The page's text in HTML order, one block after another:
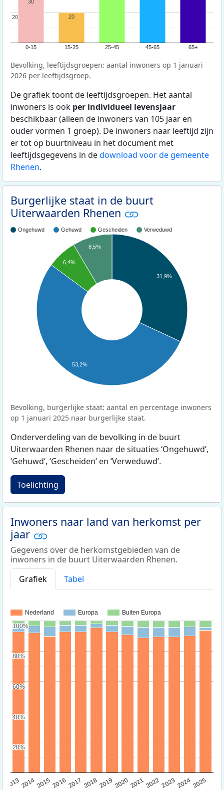
0-15 15-25 25-45 45-65 65+
20
20
30
20
Bevolking, leeftijdsgroepen: aantal inwoners op 1 januari
2026 per leeftijdsgroep.
De grafiek toont de leeftijdsgroepen. Het aantal
inwoners is ook per individueel levensjaar
beschikbaar (alleen de inwoners van 105 jaar en
ouder vormen 1 groep). De inwoners naar leeftijd zijn
er tot op buurtniveau in het document met
leeftijdsgegevens in dedownload voor de gemeente
Rhenen.
Burgerlijke staat in de buurt
Uiterwaarden Rhenen
Ongehuwd Gehuwd Gescheiden Verweduwd
31,9%
8,5%
6,4%
53,2%
Bevolking, burgerlijke staat: aantal en percentage inwoners
op 1 januari 2025 naar burgerlijke staat.
Onderverdeling van de bevolking in de buurt
Uiterwaarden Rhenen naar de situaties ‘Ongehuwd‘,
‘Gehuwd‘, ‘Gescheiden‘ en ‘Verweduwd‘.
Toelichting
Inwoners naar land van herkomst per
jaar
Gegevens over de herkomstgebieden van de
inwoners in de buurt Uiterwaarden Rhenen.
Grafiek
Tabel
Nederland Europa Buiten Europa
20132014201520162017 20182019 202020212022202320242025
20%
20%
40%
40%
60%
60%
80%
80%
100%
100%